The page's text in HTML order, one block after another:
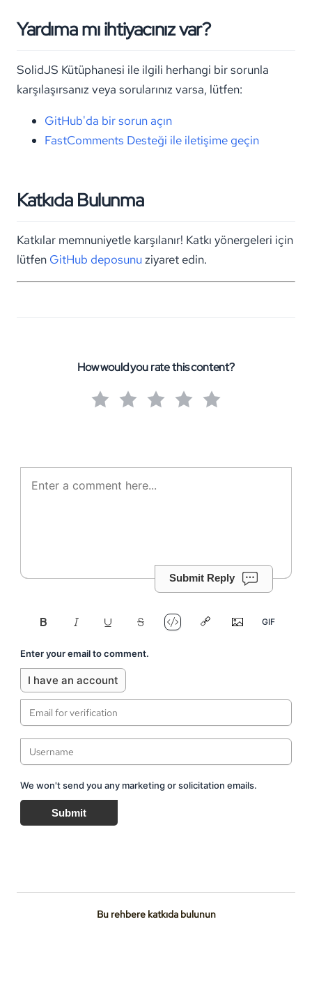
Yardıma mı ihtiyacınız var?
SolidJS Kütüphanesi ile ilgili herhangi bir sorunla
karşılaşırsanız veya sorularınız varsa, lütfen:
GitHub'da bir sorun açın
FastComments Desteği ile iletişime geçin
Katkıda Bulunma
Katkılar memnuniyetle karşılanır! Katkı yönergeleri için
lütfen GitHub deposunuziyaret edin.
How would you rate this content?
Submit Reply
Enter your email to comment.
I have an account
We won't send you any marketing or solicitation emails.
Submit
Bu rehbere katkıda bulunun